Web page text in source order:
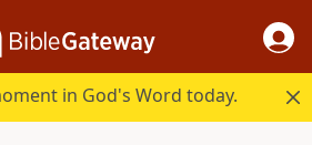
in God's Word today.